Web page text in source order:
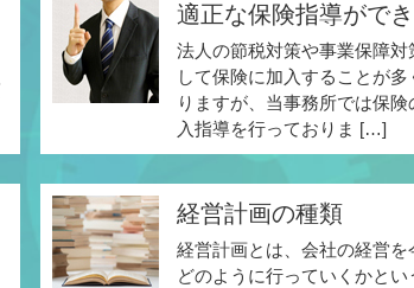
適正な保険指導がで
法人の節税対策や事業保障対
して保険に加入することが多
りますが、当事務所では保険
入指導を行っておりま […]
経営計画の種類
経営計画とは、会社の経営を
どのように行っていくかとい